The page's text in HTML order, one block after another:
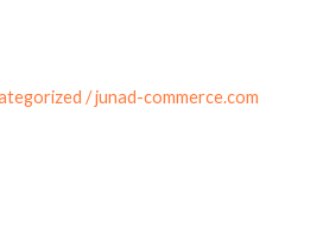
/junad-commerce.com